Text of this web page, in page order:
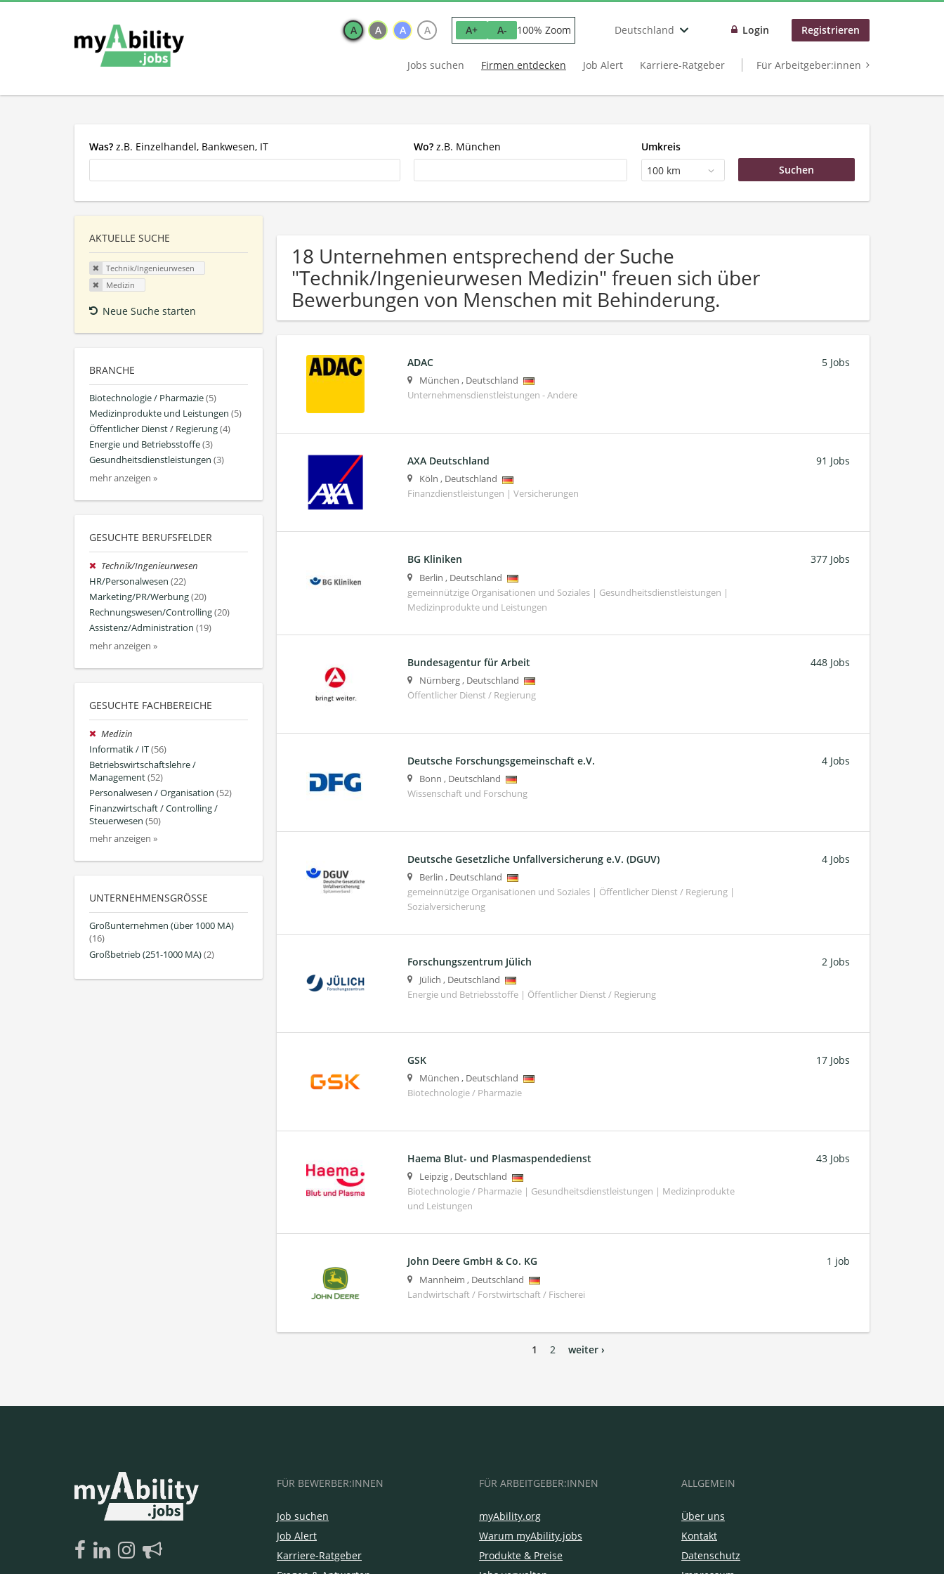
A A A A A+ A- 100% Zoom Deutschland Login Registrieren
Jobs suchen Firmen entdecken Job Alert Karriere-Ratgeber Für Arbeitgeber:innen
Was? z.B. Einzelhandel, Bankwesen, IT Wo? z.B. München
Umkreis
100 km
AKTUELLE SUCHE
Technik/Ingenieurwesen
Medizin
Neue Suche starten
BRANCHE
Biotechnologie / Pharmazie(5)
Medizinprodukte und Leistungen (5)
Öffentlicher Dienst / Regierung(4)
Energie und Betriebsstoffe(3)
Gesundheitsdienstleistungen (3)
mehr anzeigen »
GESUCHTE BERUFSFELDER
Technik/Ingenieurwesen
HR/Personalwesen (22)
Marketing/PR/Werbung(20)
Rechnungswesen/Controlling(20)
Assistenz/Administration (19)
mehr anzeigen »
GESUCHTE FACHBEREICHE
Medizin
Informatik / IT(56)
Betriebswirtschaftslehre /
Management(52)
Personalwesen / Organisation (52)
Finanzwirtschaft / Controlling /
Steuerwesen (50)
mehr anzeigen »
UNTERNEHMENSGRÖSSE
Großunternehmen (über 1000 MA)
(16)
Großbetrieb (251-1000 MA)(2)
18 Unternehmen entsprechend der Suche
"Technik/Ingenieurwesen Medizin" freuen sich über
Bewerbungen von Menschen mit Behinderung.
ADAC
München , Deutschland
Unternehmensdienstleistungen - Andere
5 Jobs
AXA Deutschland
Köln , Deutschland
Finanzdienstleistungen | Versicherungen
91 Jobs
BG Kliniken
Berlin , Deutschland
gemeinnützige Organisationen und Soziales | Gesundheitsdienstleistungen |
Medizinprodukte und Leistungen
377 Jobs
Bundesagentur für Arbeit
Nürnberg, Deutschland
Öffentlicher Dienst / Regierung
448 Jobs
Deutsche Forschungsgemeinschaft e.V.
Bonn , Deutschland
Wissenschaft und Forschung
4 Jobs
Deutsche Gesetzliche Unfallversicherung e.V. (DGUV)
Berlin , Deutschland
gemeinnützige Organisationen und Soziales | Öffentlicher Dienst / Regierung |
Sozialversicherung
4 Jobs
Forschungszentrum Jülich
Jülich , Deutschland
Energie und Betriebsstoffe | Öffentlicher Dienst / Regierung
2 Jobs
GSK
München , Deutschland
Biotechnologie / Pharmazie
17 Jobs
Haema Blut- und Plasmaspendedienst
Leipzig, Deutschland
Biotechnologie / Pharmazie | Gesundheitsdienstleistungen | Medizinprodukte
und Leistungen
43 Jobs
John Deere GmbH & Co. KG
Mannheim , Deutschland
Landwirtschaft / Forstwirtschaft / Fischerei
1 job
1 2 weiter ›
FÜR BEWERBER:INNEN
Job suchen
Job Alert
Karriere-Ratgeber
FÜR ARBEITGEBER:INNEN
myAbility.org
Warum myAbility.jobs
Produkte & Preise
ALLGEMEIN
Über uns
Kontakt
Datenschutz